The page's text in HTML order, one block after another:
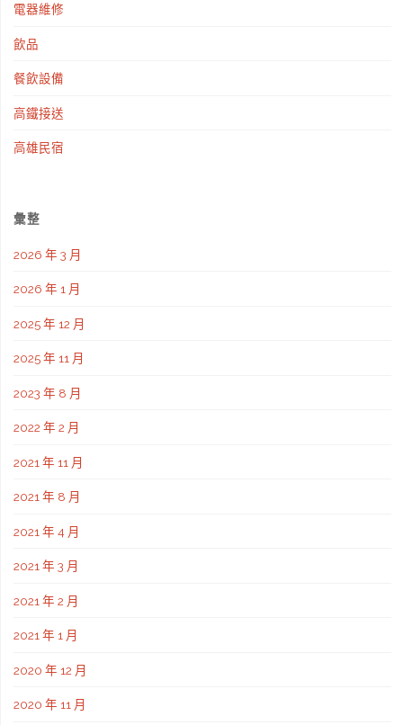
電器維修
飲品
餐飲設備
高鐵接送
高雄民宿
彙整
2026 年 3 月
2026 年 1 月
2025 年 12 月
2025 年 11 月
2023 年 8 月
2022 年 2 月
2021 年 11 月
2021 年 8 月
2021 年 4 月
2021 年 3 月
2021 年 2 月
2021 年 1 月
2020 年 12 月
2020 年 11 月